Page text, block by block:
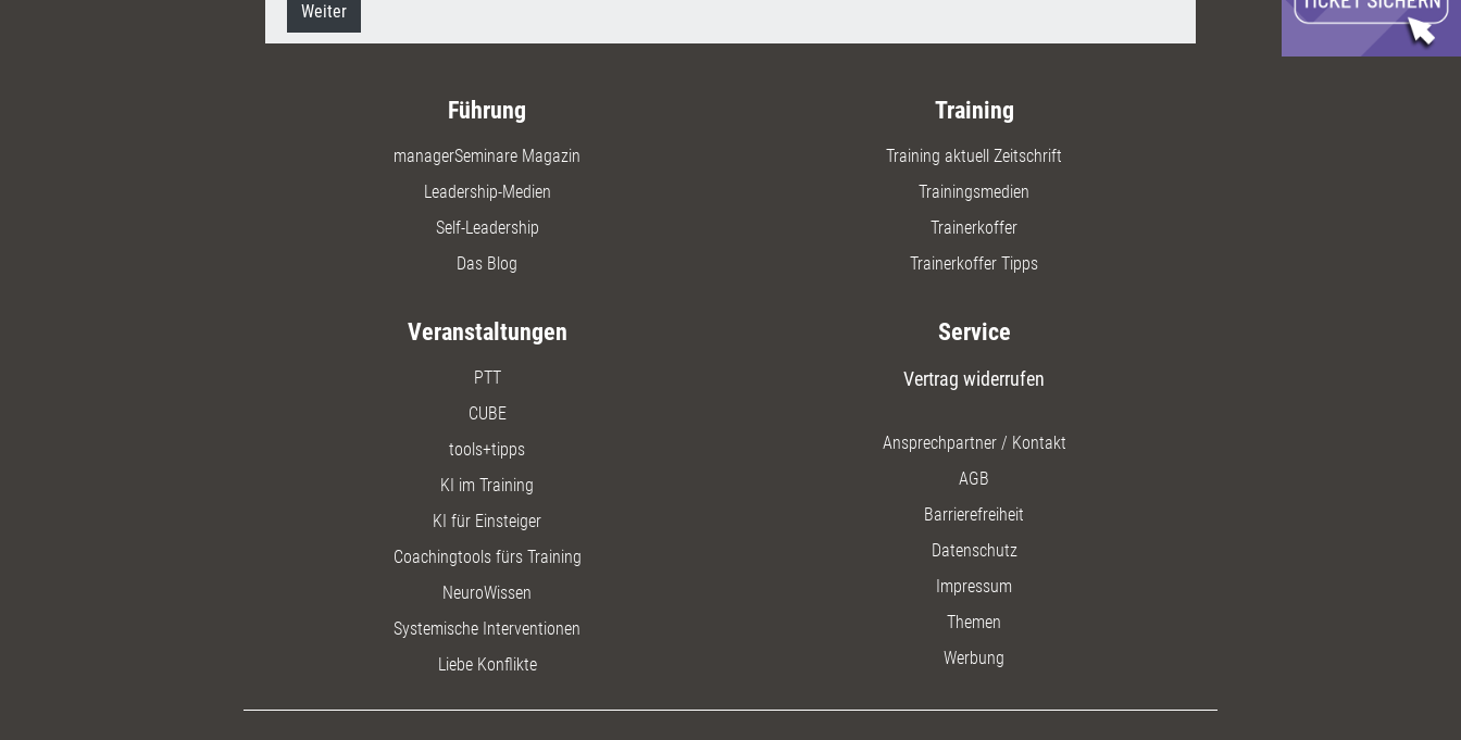
Weiter
Führung
managerSeminare Magazin
Leadership-Medien
Self-Leadership
Das Blog
Training
Training aktuell Zeitschrift
Trainingsmedien
Trainerkoffer
Trainerkoffer Tipps
Veranstaltungen
PTT
CUBE
tools+tipps
KI im Training
KI für Einsteiger
Coachingtools fürs Training
NeuroWissen
Systemische Interventionen
Liebe Konflikte
Service
Vertrag widerrufen
Ansprechpartner / Kontakt
AGB
Barrierefreiheit
Datenschutz
Impressum
Themen
Werbung